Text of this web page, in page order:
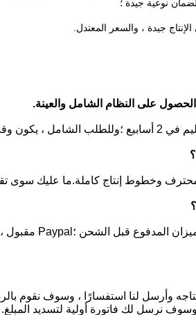
بك والمخزون لدينا.
محترف وخطوط إنتاج كاملة.ما عليك